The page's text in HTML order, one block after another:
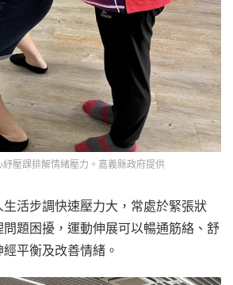
紓壓課排解情緒壓力。嘉義縣政府提供
活步調快速壓力大，常處於緊張狀
題困擾，運動伸展可以暢通筋絡、舒
平衡及改善情緒。